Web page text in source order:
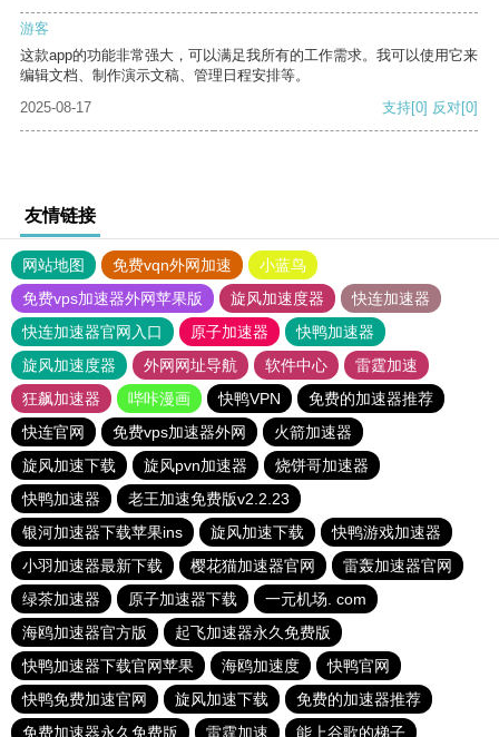
游客
这款app的功能非常强大，可以满足我所有的工作需求。我可以使用它来
编辑文档、制作演示文稿、管理日程安排等。
2025-08-17
支持[0] 反对[0]
友情链接
网站地图 免费vqn外网加速
小蓝鸟
免费vps加速器外网苹果版
旋风加速度器
快连加速器
快连加速器官网入口
原子加速器
快鸭加速器
旋风加速度器
外网网址导航 软件中心
雷霆加速
狂飙加速器
哔咔漫画 快鸭VPN
免费的加速器推荐
快连官网
免费vps加速器外网
火箭加速器
旋风加速下载
旋风pvn加速器
烧饼哥加速器
快鸭加速器
老王加速免费版v2.2.23
银河加速器下载苹果ins
旋风加速下载
快鸭游戏加速器
小羽加速器最新下载
樱花猫加速器官网
雷轰加速器官网
绿茶加速器
原子加速器下载
一元机场. com
海鸥加速器官方版
起飞加速器永久免费版
快鸭加速器下载官网苹果
海鸥加速度
快鸭官网
快鸭免费加速官网
旋风加速下载
免费的加速器推荐
免费加速器永久免费版
雷霆加速 能上谷歌的梯子